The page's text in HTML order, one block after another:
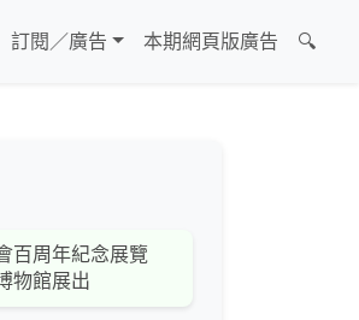
訂閱／廣告 本期網頁版廣告 🔍
百周年紀念展覽
物館展出